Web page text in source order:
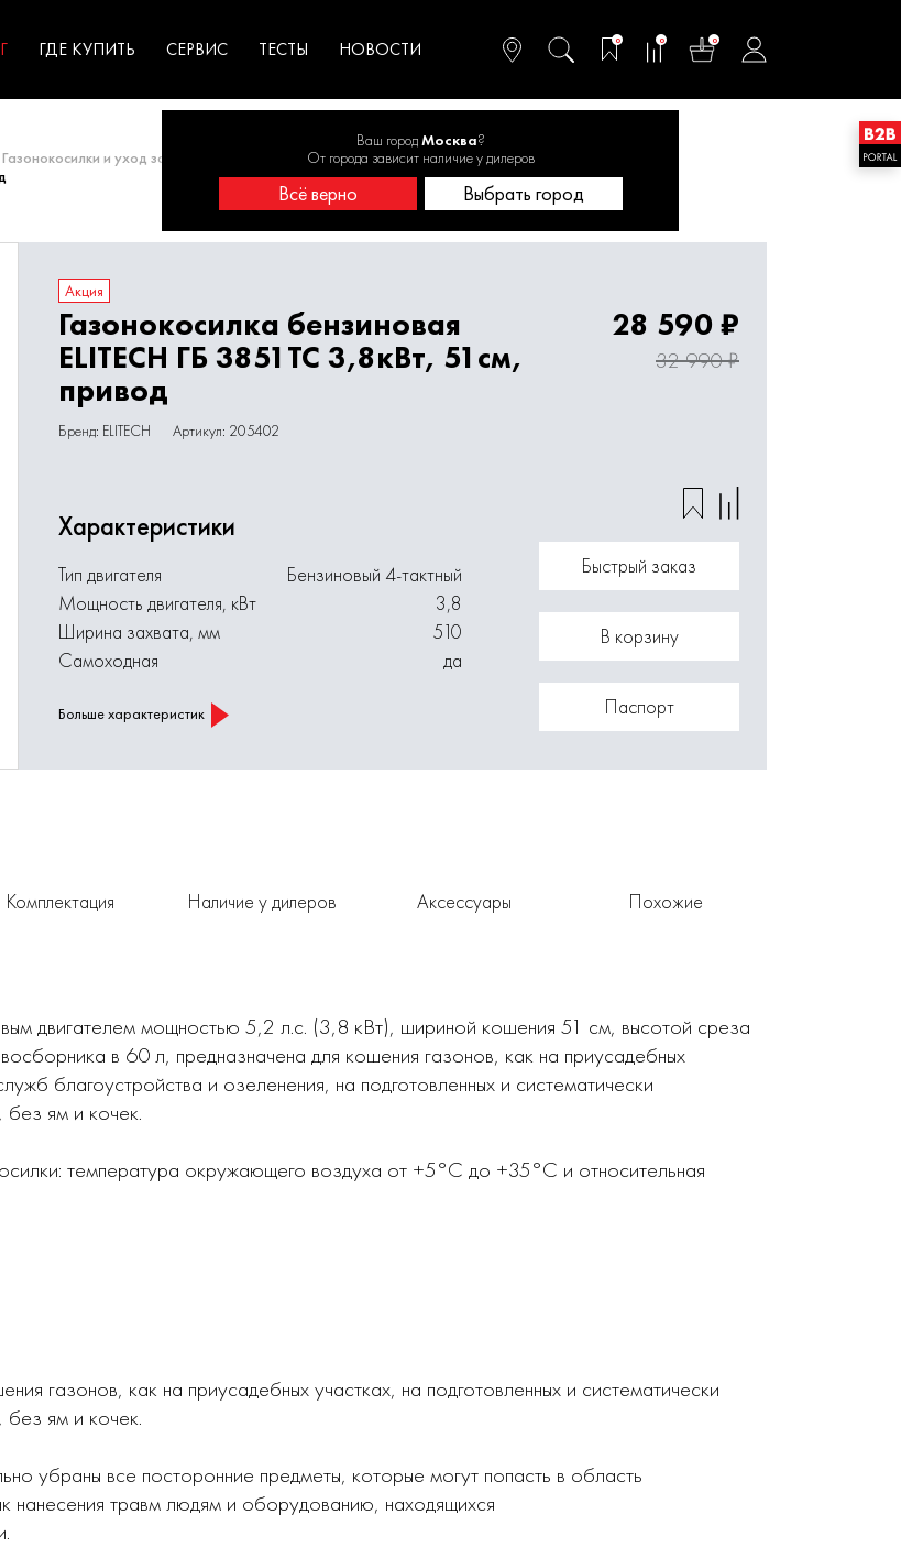
садоводства
ГДЕ КУПИТЬ СЕРВИС ТЕСТЫ НОВОСТИ 0 0 0
Ваш городМосква?
От города зависит наличие у дилеров
Всё верно Выбрать город
Газонокосилки и уход за газоном Газонокосилки бензиновые
Бензогазонокосилки 48-51 см
Акция
Газонокосилка бензиновая
ELITECH ГБ 3851ТС 3,8кВт, 51см,
привод
Бренд: ELITECH Артикул: 205402
28 590 ₽
32 990 ₽
Характеристики
Тип двигателя
Бензиновый 4-тактный
Мощность двигателя, кВт
3,8
Ширина захвата, мм
510
Самоходная
да
Больше характеристик
Быстрый заказ
В корзину
Паспорт
Комплектация Наличие у дилеров Аксессуары Похожие
двигателем мощностью 5,2 л.с. (3,8 кВт), шириной кошения 51 см, высотой среза
в 60 л, предназначена для кошения газонов, как на приусадебных
благоустройства и озеленения, на подготовленных и систематически
ям и кочек.
температура окружающего воздуха от +5°С до +35°С и относительная
газонов, как на приусадебных участках, на подготовленных и систематически
ям и кочек.
убраны все посторонние предметы, которые могут попасть в область
нанесения травм людям и оборудованию, находящихся